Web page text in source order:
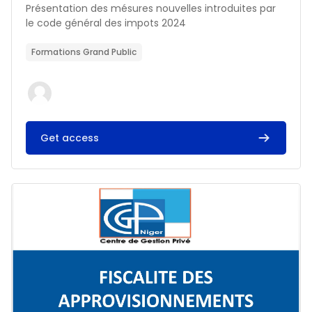
Résumé du cours :
Présentation des mésures nouvelles introduites par
le code général des impots 2024
Formations Grand Public
Get access
Image du cours FISCALITE DES APPROVISIONNEMENTS